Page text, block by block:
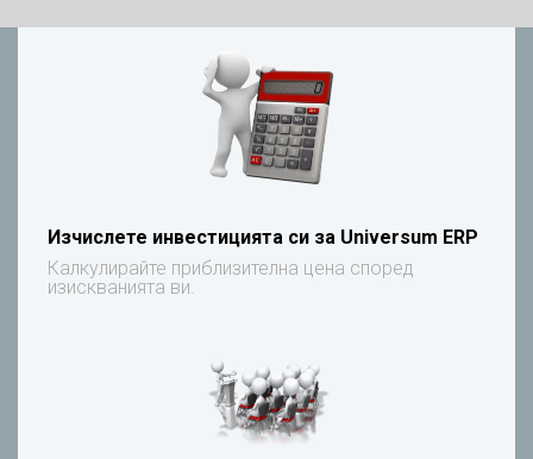
Изчислете инвестицията си за Universum ERP
Калкулирайте приблизителна цена според
изискванията ви.